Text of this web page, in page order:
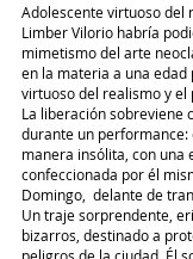
Adolescente virtuoso del
Limber Vilorio habría
mimetismo del arte
en la materia a una edad
virtuoso del realismo y el
La liberación sobreviene
durante un performance:
manera insólita, con una
confeccionada por él
Domingo,  delante de
Un traje sorprendente,
bizarros, destinado a
peligros de la ciudad. Él